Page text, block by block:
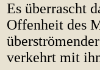
Es überrascht
Offenheit des
verkehrt mit